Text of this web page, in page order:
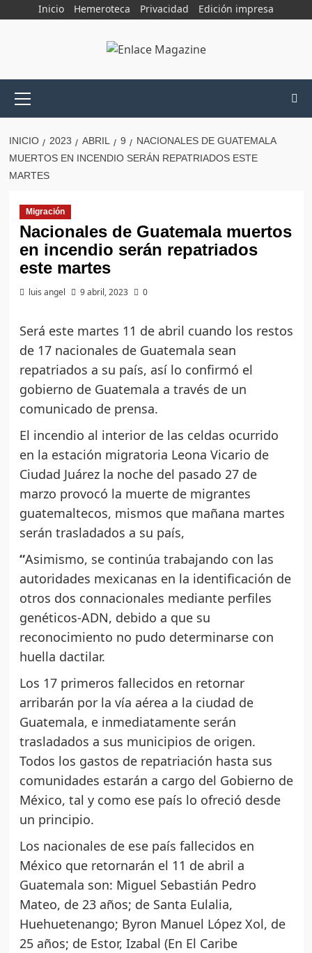
Inicio Hemeroteca Privacidad Edición impresa
principal
INICIO 2023 ABRIL 9
NACIONALES DE GUATEMALA
MUERTOS EN INCENDIO SERÁN REPATRIADOS ESTE
MARTES
Migración
Nacionales de Guatemala muertos
en incendio serán repatriados
este martes
luis angel 9 abril, 2023 0
Será este martes 11 de abril cuando los restos
de 17 nacionales de Guatemala sean
repatriados a su país, así lo confirmó el
gobierno de Guatemala a través de un
comunicado de prensa.
El incendio al interior de las celdas ocurrido
en la estación migratoria Leona Vicario de
Ciudad Juárez la noche del pasado 27 de
marzo provocó la muerte de migrantes
guatemaltecos, mismos que mañana martes
serán trasladados a su país,
“Asimismo, se continúa trabajando con las
autoridades mexicanas en la identificación de
otros dos connacionales mediante perfiles
genéticos-ADN, debido a que su
reconocimiento no pudo determinarse con
huella dactilar.
Los 17 primeros fallecidos en retornar
arribarán por la vía aérea a la ciudad de
Guatemala, e inmediatamente serán
trasladados a sus municipios de origen.
Todos los gastos de repatriación hasta sus
comunidades estarán a cargo del Gobierno de
México, tal y como ese país lo ofreció desde
un principio.
Los nacionales de ese país fallecidos en
México que retornarán el 11 de abril a
Guatemala son: Miguel Sebastián Pedro
Mateo, de 23 años; de Santa Eulalia,
Huehuetenango; Byron Manuel López Xol, de
25 años; de Estor, Izabal (En El Caribe